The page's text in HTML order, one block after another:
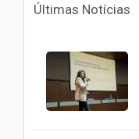
Últimas Notícias